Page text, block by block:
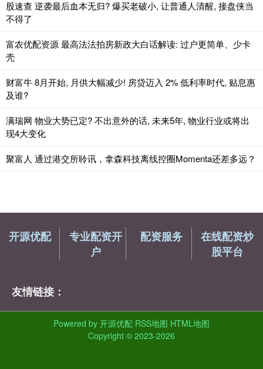
股速查 逆袭最后血本无归? 爆买老破小, 让普通人清醒, 接盘侠当
不得了
富农优配资源 最高法法拍房新政大白话解读: 过户更简单、少卡
壳
财富牛 8月开始, 月供大幅减少! 房贷迈入 2% 低利率时代, 贴息惠
及谁?
满瑞网 物业大势已定? 不出意外的话, 未来5年, 物业行业或将出
现4大变化
聚富人 通过港交所聆讯，拿森科技离线控圈Momenta还差多远？
开源优配
专业配资开
户
配资服务
在线配资炒
股平台
友情链接：
Powered by 开源优配 RSS地图 HTML地图
Copyright © 2023-2026